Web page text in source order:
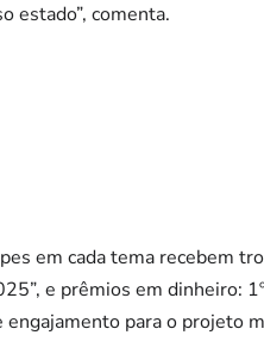
estado”, comenta.
em cada tema recebem
e prêmios em dinheiro:
para o projeto